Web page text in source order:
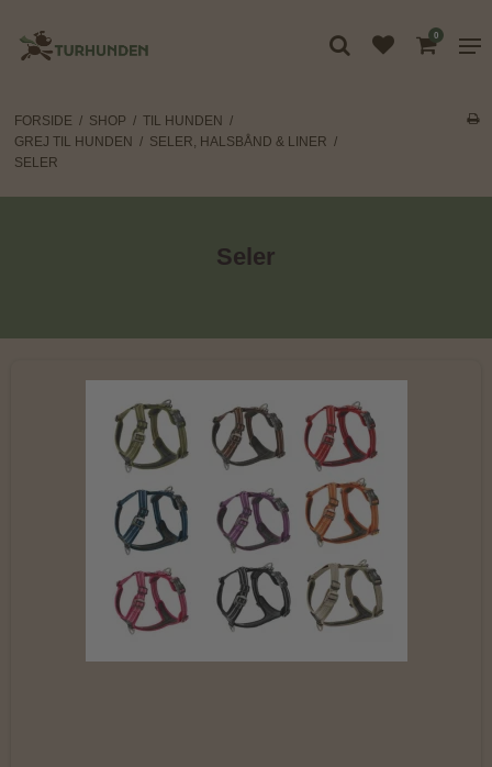
0
FORSIDE / SHOP / TIL HUNDEN /
GREJ TIL HUNDEN / SELER, HALSBÅND & LINER /
SELER
Seler